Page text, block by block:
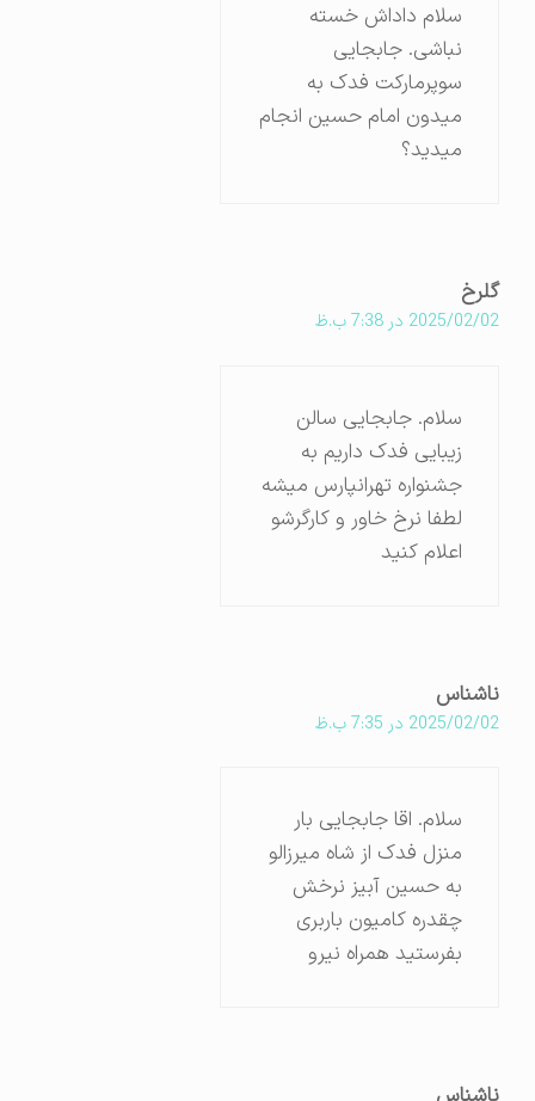
سلام داداش خسته
نباشی. جابجایی
سوپرمارکت فدک به
میدون امام حسین انجام
میدید؟
گلرخ
2025/02/02 در 7:38 ب.ظ
سلام. جابجایی سالن
زیبایی فدک داریم به
جشنواره تهرانپارس میشه
لطفا نرخ خاور و کارگرشو
اعلام کنید
ناشناس
2025/02/02 در 7:35 ب.ظ
سلام. اقا جابجایی بار
منزل فدک از شاه میرزالو
به حسین آبیز نرخش
چقدره کامیون باربری
بفرستید همراه نیرو